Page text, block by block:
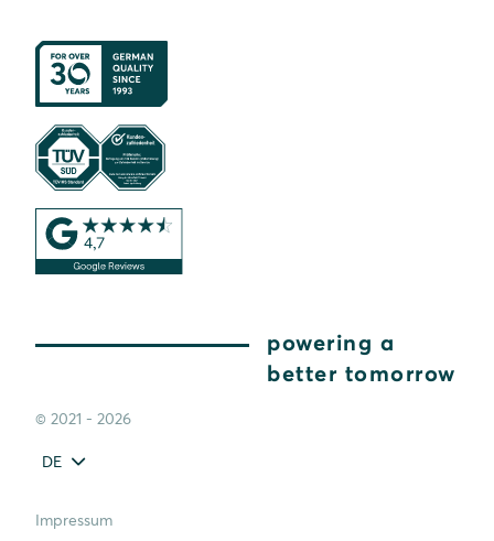
powering a
better tomorrow
© 2021 - 2026
DE
Impressum